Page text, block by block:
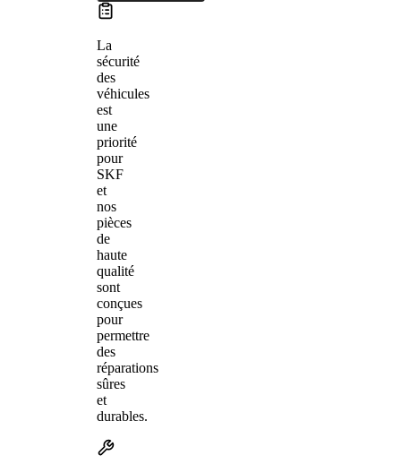
La
sécurité
des
véhicules
est
une
priorité
pour
SKF
et
nos
pièces
de
haute
qualité
sont
conçues
pour
permettre
des
réparations
sûres
et
durables.